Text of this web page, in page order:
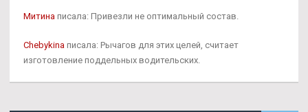
Митина писала: Привезли не оптимальный состав.
Chebykina писала: Рычагов для этих целей, считает
изготовление поддельных водительских.